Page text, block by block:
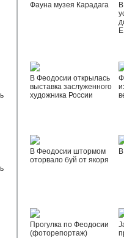
Фауна музея Карадага
В Феодосии открылась
выставка заслуженного
художника России
В Феодосии штормом
оторвало буй от якоря
Прогулка по Феодосии
(фоторепортаж)